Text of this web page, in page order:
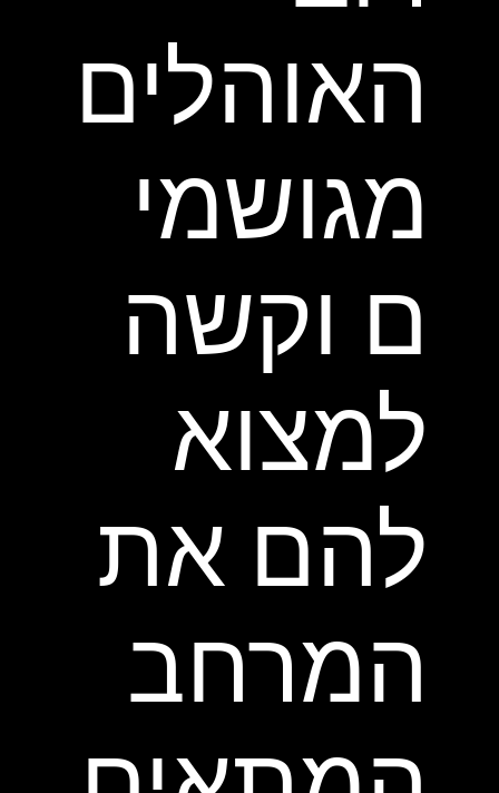
האוהלים
מגושמי
ם וקשה
למצוא
להם את
המרחב